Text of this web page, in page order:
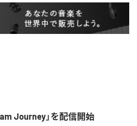
Journey」を配信開始